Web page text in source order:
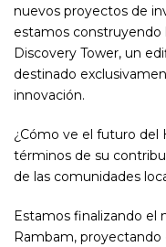
nuevos proyectos de
estamos construyendo
Discovery Tower, un
destinado
innovación.
¿Cómo ve el futuro del
términos de su
de las comunidades
Estamos finalizando el
Rambam,